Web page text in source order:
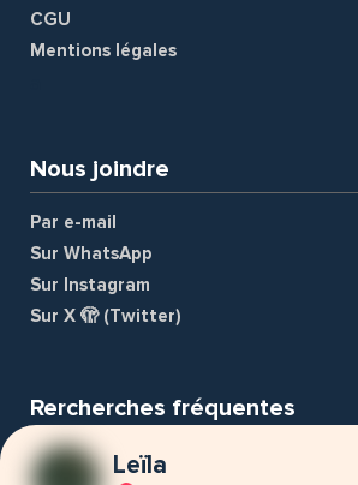
Leïla
CGU
Mentions légales
Nous joindre
Par e-mail
Sur WhatsApp
Sur Instagram
Sur X 🫣 (Twitter)
Rercherches fréquentes
Nounou